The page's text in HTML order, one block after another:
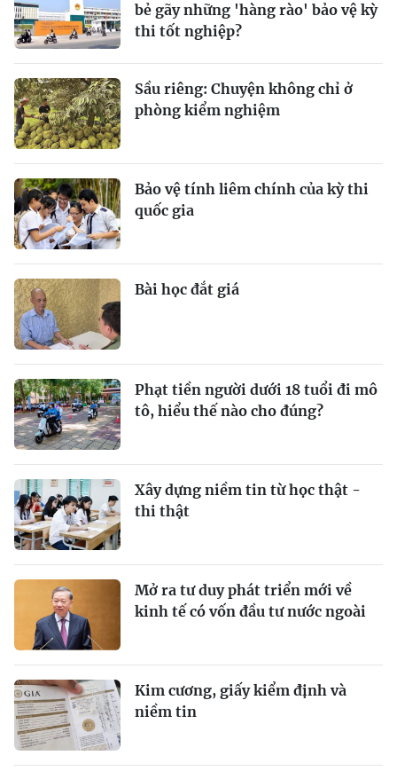
bẻ gãy những 'hàng rào' bảo vệ kỳ
thi tốt nghiệp?
Sầu riêng: Chuyện không chỉ ở
phòng kiểm nghiệm
Bảo vệ tính liêm chính của kỳ thi
quốc gia
Bài học đắt giá
Phạt tiền người dưới 18 tuổi đi mô
tô, hiểu thế nào cho đúng?
Xây dựng niềm tin từ học thật -
thi thật
Mở ra tư duy phát triển mới về
kinh tế có vốn đầu tư nước ngoài
Kim cương, giấy kiểm định và
niềm tin